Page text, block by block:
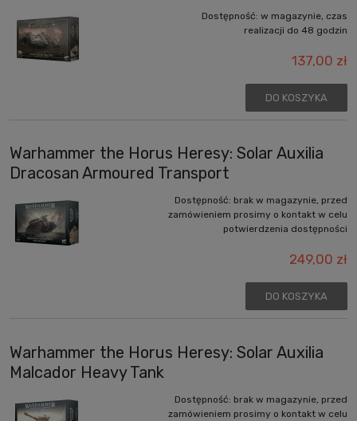
Dostępność: w magazynie, czas
realizacji do 48 godzin
137,00 zł
DO KOSZYKA
Warhammer the Horus Heresy: Solar Auxilia
Dracosan Armoured Transport
Dostępność: brak w magazynie, przed
zamówieniem prosimy o kontakt w celu
potwierdzenia dostępności
249,00 zł
DO KOSZYKA
Warhammer the Horus Heresy: Solar Auxilia
Malcador Heavy Tank
Dostępność: brak w magazynie, przed
zamówieniem prosimy o kontakt w celu